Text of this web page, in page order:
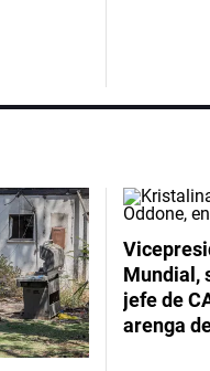
Mundial,
jefe de
arenga